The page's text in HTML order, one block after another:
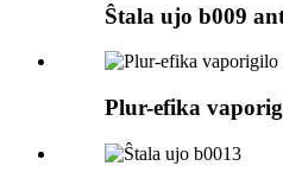
Ŝtala ujo b009
Plur-efika